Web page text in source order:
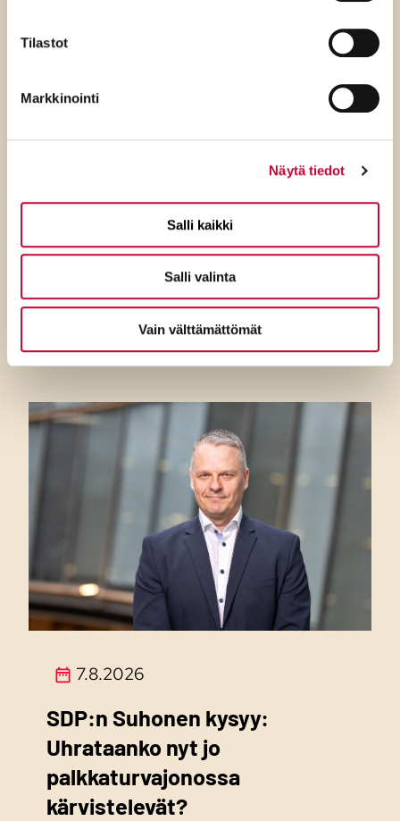
Tilastot
Markkinointi
Näytä tiedot
Salli kaikki
Salli valinta
Vain välttämättömät
7.8.2026
SDP:n Tuppurainen:
Kokoomuksen ylimielisyys
ulottuu jo ulko- ja
turvallisuuspolitiikkaan
7.8.2026
SDP:n Suhonen kysyy:
Uhrataanko nyt jo
palkkaturvajonossa
kärvistelevät?